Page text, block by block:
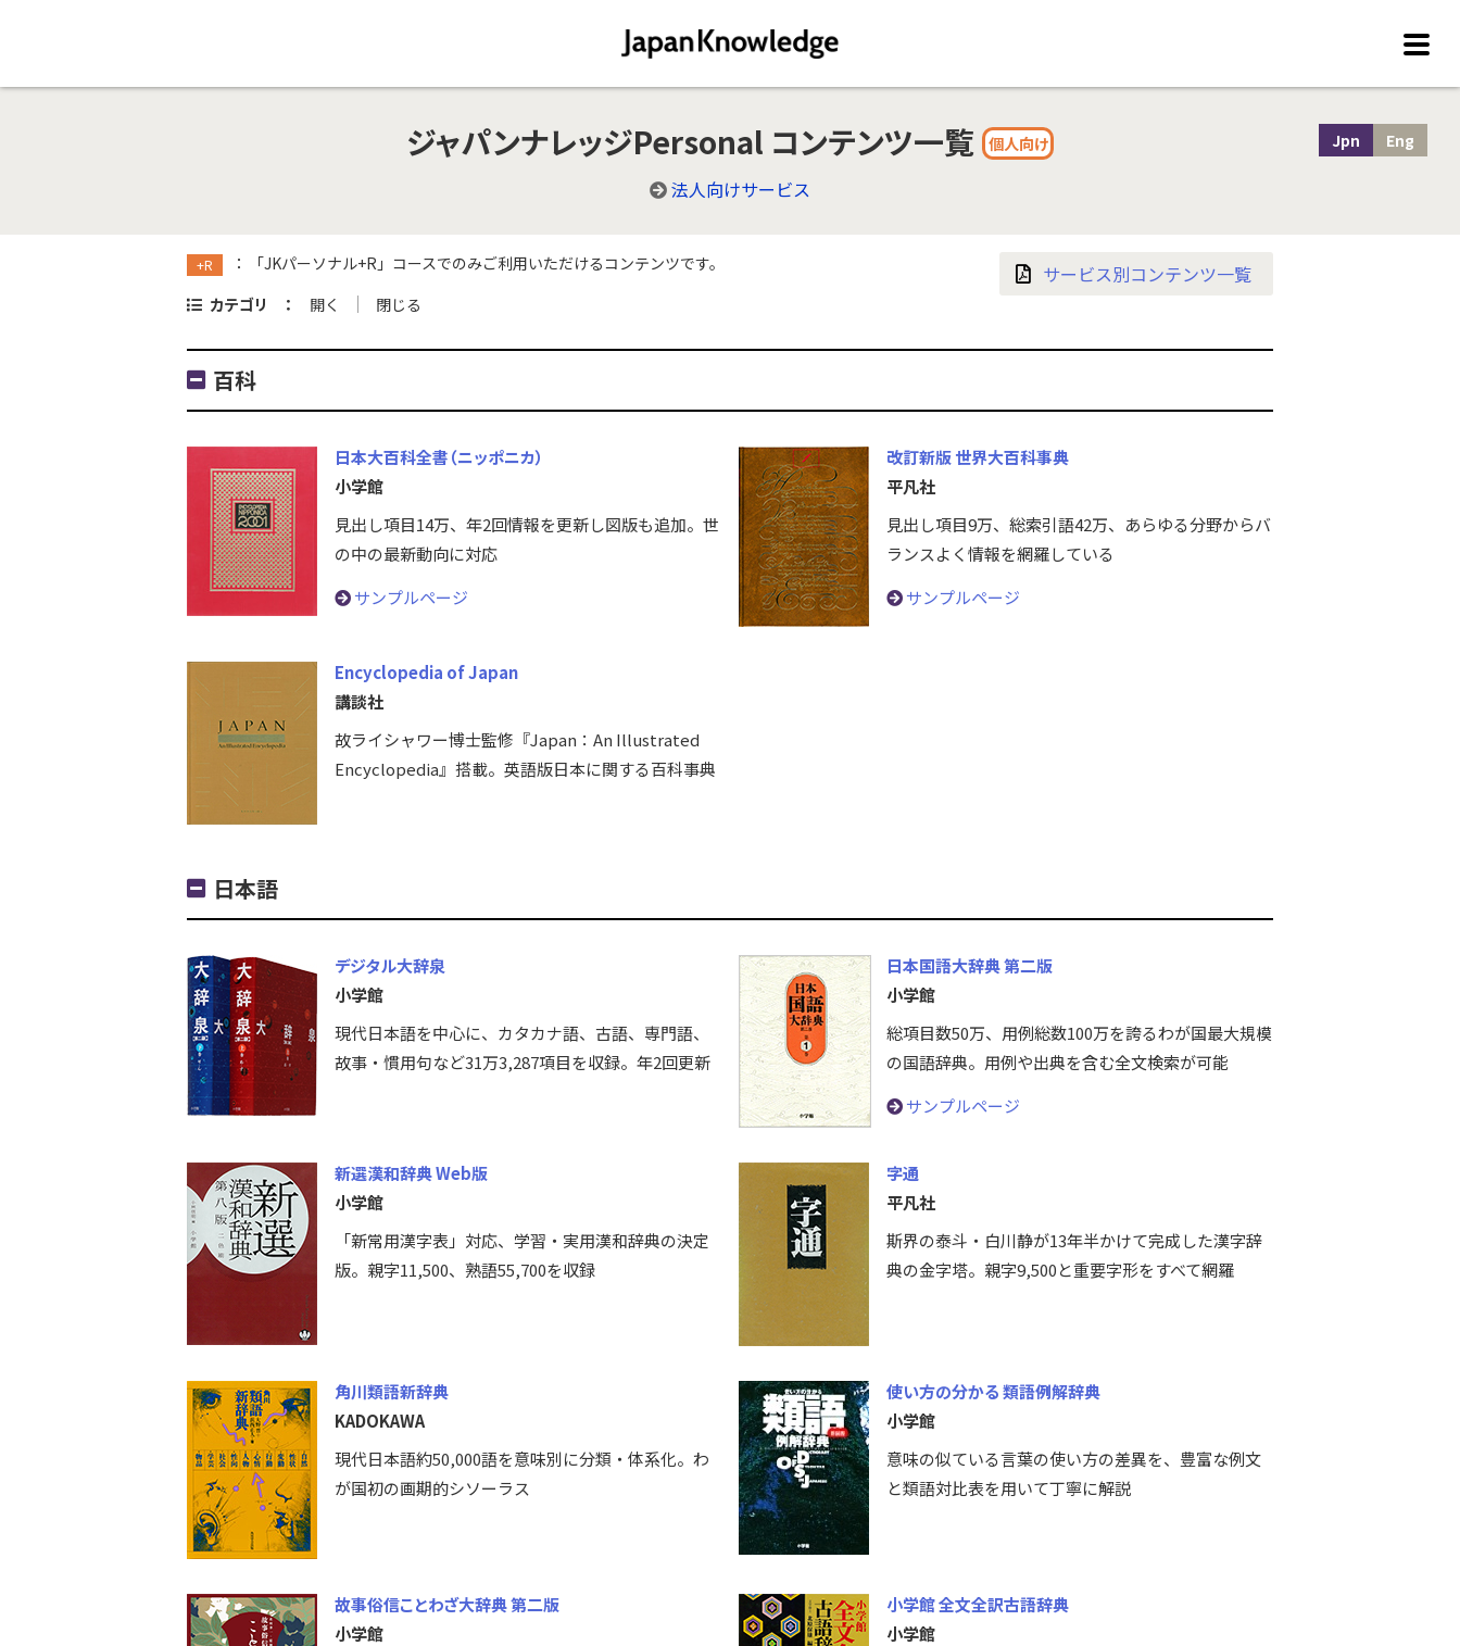
ジャパンナレッジPersonal コンテンツ一覧 個人向け Jpn Eng
法人向けサービス
+R 「JKパーソナル+R」コースでのみご利用いただけるコンテンツです。 サービス別コンテンツ一覧
カテゴリ 開く 閉じる
百科
日本大百科全書（ニッポニカ）
小学館
見出し項目14万、年2回情報を更新し図版も追加。世
の中の最新動向に対応
サンプルページ
改訂新版 世界大百科事典
平凡社
見出し項目9万、総索引語42万、あらゆる分野からバ
ランスよく情報を網羅している
サンプルページ
Encyclopedia of Japan
講談社
故ライシャワー博士監修『Japan：An Illustrated
Encyclopedia』搭載。英語版日本に関する百科事典
日本語
デジタル大辞泉
小学館
現代日本語を中心に、カタカナ語、古語、専門語、
故事・慣用句など31万3,287項目を収録。年2回更新
日本国語大辞典 第二版
小学館
総項目数50万、用例総数100万を誇るわが国最大規模
の国語辞典。用例や出典を含む全文検索が可能
サンプルページ
新選漢和辞典 Web版
小学館
「新常用漢字表」対応、学習・実用漢和辞典の決定
版。親字11,500、熟語55,700を収録
字通
平凡社
斯界の泰斗・白川静が13年半かけて完成した漢字辞
典の金字塔。親字9,500と重要字形をすべて網羅
角川類語新辞典
KADOKAWA
現代日本語約50,000語を意味別に分類・体系化。わ
が国初の画期的シソーラス
使い方の分かる 類語例解辞典
小学館
意味の似ている言葉の使い方の差異を、豊富な例文
と類語対比表を用いて丁寧に解説
故事俗信ことわざ大辞典 第二版
小学館
小学館 全文全訳古語辞典
小学館